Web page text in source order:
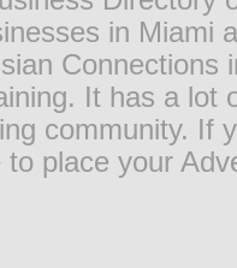
in Miami
It has a
community. If
place your